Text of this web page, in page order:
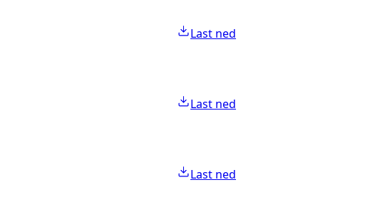
Last ned
Last ned
Last ned